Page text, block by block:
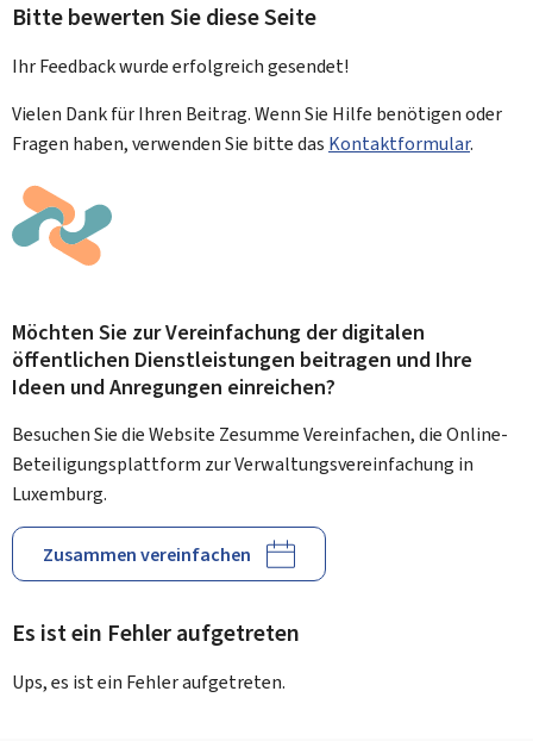
Bitte bewerten Sie diese Seite
Ihr Feedback wurdeerfolgreichgesendet!
Vielen Dank für Ihren Beitrag. Wenn Sie Hilfe benötigen oder
Fragen haben, verwenden Sie bitte das Kontaktformular.
Möchten Sie zur Vereinfachung der digitalen
öffentlichen Dienstleistungen beitragen und Ihre
Ideen und Anregungen einreichen?
Besuchen Sie die Website Zesumme Vereinfachen, die Online-
Beteiligungsplattform zur Verwaltungsvereinfachung in
Luxemburg.
Zusammen vereinfachen
Es ist ein Fehler aufgetreten
Ups, es ist ein Fehler aufgetreten.